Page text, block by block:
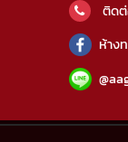
ติดต่
ห้าง